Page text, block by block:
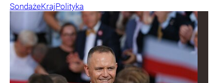
SondażeKrajPolityka